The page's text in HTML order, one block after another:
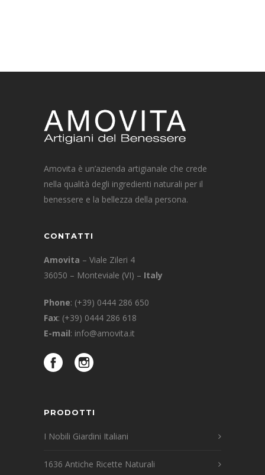
Amovita è un’azienda artigianale che crede
nella qualità degli ingredienti naturali per il
benessere e la bellezza della persona.
CONTATTI
Amovita – Viale Zileri 4
36050 – Monteviale (VI) – Italy
Phone: (+39) 0444 286 650
Fax: (+39) 0444 286 618
E-mail: info@amovita.it
PRODOTTI
I Nobili Giardini Italiani
1636 Antiche Ricette Naturali